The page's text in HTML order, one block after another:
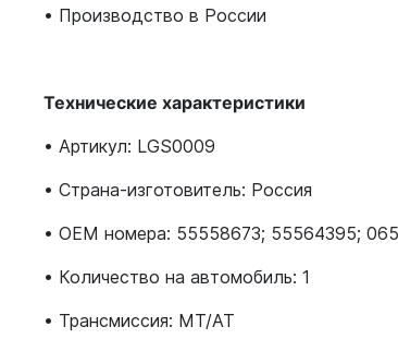
• Производство в России
Технические характеристики
• Артикул: LGS0009
• Страна-изготовитель: Россия
• OEM номера: 55558673; 55564395;
• Количество на автомобиль: 1
• Трансмиссия: MT/AT